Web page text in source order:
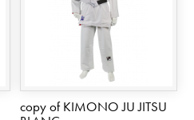
copy of KIMONO JU JITSU